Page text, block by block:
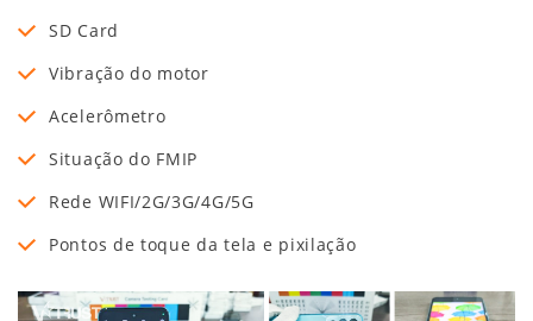
SD Card
Vibração do motor
Acelerômetro
Situação do FMIP
Rede WIFI/2G/3G/4G/5G
Pontos de toque da tela e pixilação